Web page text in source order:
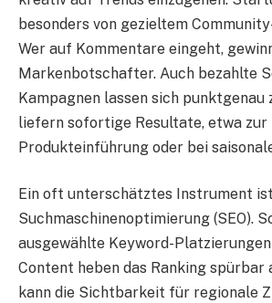
besonders von gezieltem
Wer auf Kommentare eingeht,
Markenbotschafter. Auch bezahlte
Kampagnen lassen sich punktgenau
liefern sofortige Resultate, etwa zur
Produkteinführung oder bei
Ein oft unterschätztes Instrument
Suchmaschinenoptimierung (SEO).
ausgewählte Keyword-
Content heben das Ranking spürbar
kann die Sichtbarkeit für regionale